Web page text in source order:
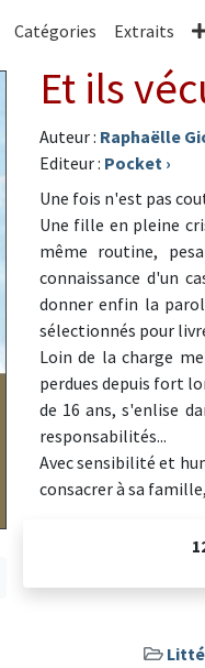
Catégories Extraits
Et ils
Auteur : Raphaëlle
Editeur : Pocket ›
Une fois n'est pas
Une fille en pleine
même routine,
connaissance d'un
donner enfin la
sélectionnés pour
Loin de la charge
perdues depuis fort
de 16 ans, s'enlise
responsabilités...
Avec sensibilité et
consacrer à sa